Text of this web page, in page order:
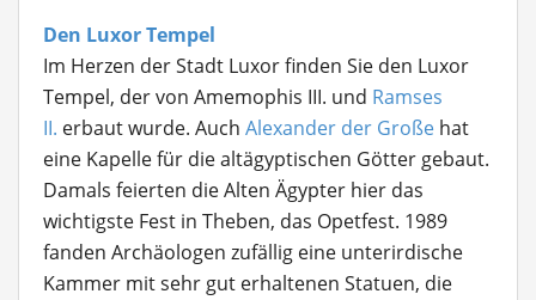
Den Luxor Tempel
Im Herzen der Stadt Luxor finden Sie den Luxor
Tempel, der von Amemophis III. und Ramses
II. erbaut wurde. Auch Alexander der Große hat
eine Kapelle für die altägyptischen Götter gebaut.
Damals feierten die Alten Ägypter hier das
wichtigste Fest in Theben, das Opetfest. 1989
fanden Archäologen zufällig eine unterirdische
Kammer mit sehr gut erhaltenen Statuen, die